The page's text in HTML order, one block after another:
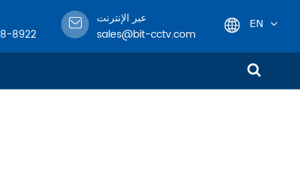
8922
عبر الإنترنت
sales@bit-cctv.com
EN